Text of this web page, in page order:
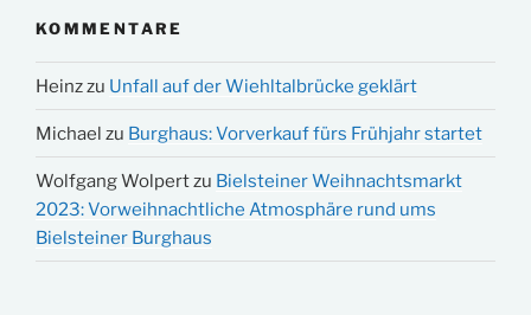
KOMMENTARE
Heinzzu Unfall auf der Wiehltalbrücke geklärt
Michael zu Burghaus: Vorverkauf fürs Frühjahr startet
Wolfgang Wolpertzu Bielsteiner Weihnachtsmarkt
2023: Vorweihnachtliche Atmosphäre rund ums
Bielsteiner Burghaus